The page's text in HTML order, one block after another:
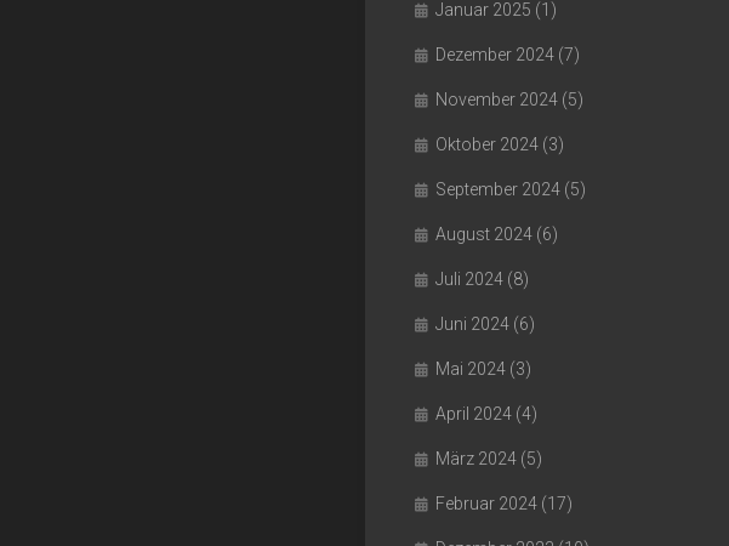
Januar 2025 (1)
Dezember 2024 (7)
November 2024 (5)
Oktober 2024 (3)
September 2024 (5)
August 2024 (6)
Juli 2024 (8)
Juni 2024 (6)
Mai 2024 (3)
April 2024 (4)
März 2024 (5)
Februar 2024 (17)